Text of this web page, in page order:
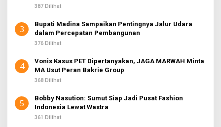
387 Dilihat
3
Bupati Madina Sampaikan Pentingnya Jalur Udara
dalam Percepatan Pembangunan
376 Dilihat
4
Vonis Kasus PET Dipertanyakan, JAGA MARWAH Minta
MA Usut Peran Bakrie Group
368 Dilihat
5
Bobby Nasution: Sumut Siap Jadi Pusat Fashion
Indonesia Lewat Wastra
361 Dilihat